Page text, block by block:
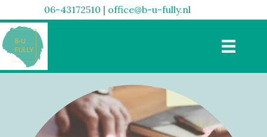
06-43172510 | office@b-u-fully.nl